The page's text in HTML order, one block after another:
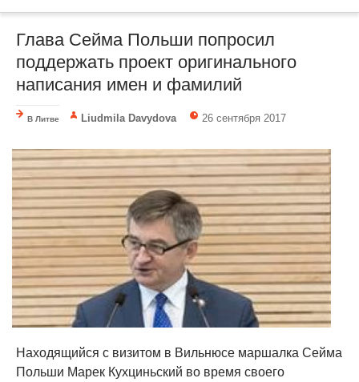
Глава Cейма Польши попросил
поддержать проект оригинального
написания имен и фамилий
В Литве Liudmila Davydova 26 сентября 2017
Находящийся с визитом в Вильнюсе маршалка Cейма
Польши Марек Кухциньский во время своего